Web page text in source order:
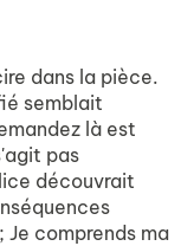
dans la pièce.
semblait
là est
pas
découvrait
comprends ma